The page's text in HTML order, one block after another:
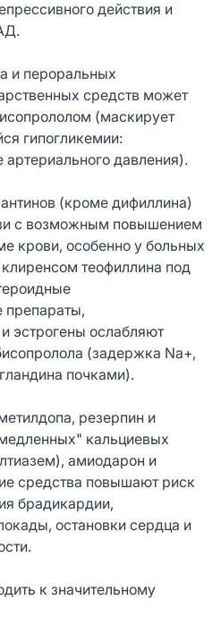
действия и
и пероральных
средств может
(маскирует
гипогликемии:
давления).
(кроме дифиллина)
с возможным повышением
крови, особенно у больных
теофиллина под
препараты,
эстрогены ослабляют
(задержка Na+,
почками).
резерпин и
кальциевых
амиодарон и
средства повышают риск
брадикардии,
остановки сердца и
к значительному